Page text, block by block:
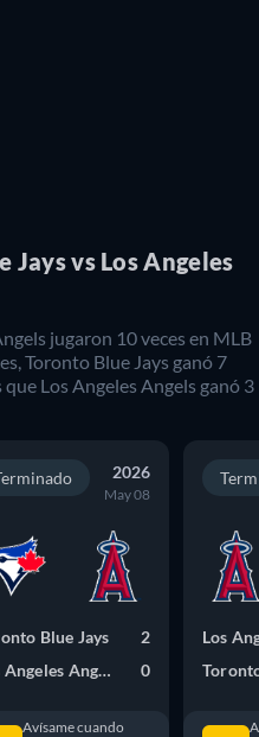
Jays vs Los Angeles
jugaron 10 veces en MLB
Toronto Blue Jays ganó 7
Los Angeles Angels ganó 3
2026
May 08
Blue Jays
2
Los Angeles Angels
0
Avísame cuando